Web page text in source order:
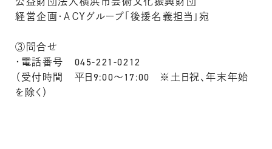
経営企画・ＡＣＹグループ「後援名義担当」宛
③問合せ
・電話番号 045-221-0212
（受付時間 平日9:00～17:00 ※土日祝、年末年始
を除く）